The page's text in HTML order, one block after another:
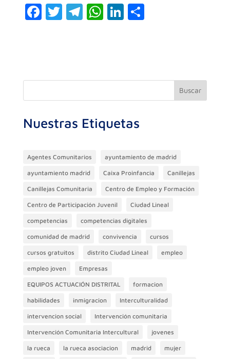
F
b
k
T T
a
W
A
Li
dI
C
ar
Buscar
Nuestras Etiquetas
Agentes Comunitarios ayuntamiento de madrid
ayuntamiento madrid Caixa Proinfancia Canillejas
Canillejas Comunitaria Centro de Empleo y Formación
Centro de Participación Juvenil Ciudad Lineal
competencias competencias digitales
comunidad de madrid convivencia cursos
cursos gratuitos distrito Ciudad Lineal empleo
empleo joven Empresas
EQUIPOS ACTUACIÓN DISTRITAL formacion
habilidades inmigracion Interculturalidad
intervencion social Intervención comunitaria
Intervención Comunitaria Intercultural jovenes
la rueca la rueca asociacion madrid mujer